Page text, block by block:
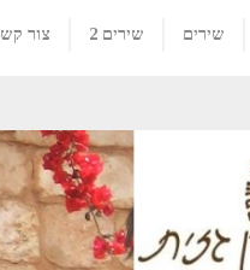
שירים שירים 2 צור